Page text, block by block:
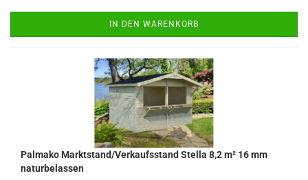
IN DEN WARENKORB
Palmako Marktstand/Verkaufsstand Stella 8,2 m² 16 mm
naturbelassen